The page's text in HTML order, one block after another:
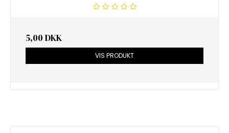
5,00 DKK
VIS PRODUKT